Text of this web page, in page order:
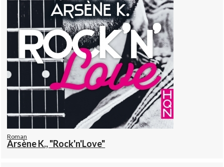
Roman
Arsène K., "Rock'n'Love"